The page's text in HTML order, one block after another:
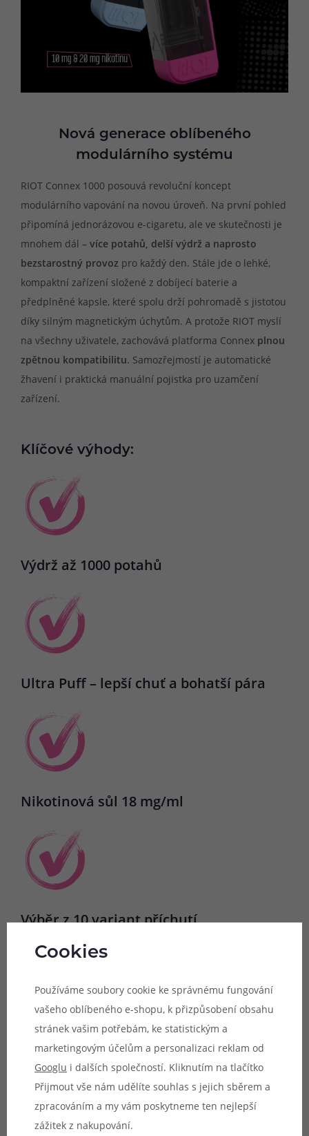
Nová generace oblíbeného
modulárního systému
RIOT Connex 1000 posouvá revoluční koncept
modulárního vapování na novou úroveň. Na první pohled
připomíná jednorázovou e-cigaretu, ale ve skutečnosti je
mnohem dál – více potahů, delší výdrž a naprosto
bezstarostný provoz pro každý den. Stále jde o lehké,
kompaktní zařízení složené z dobíjecí baterie a
předplněné kapsle, které spolu drží pohromadě s jistotou
díky silným magnetickým úchytům. A protože RIOT myslí
na všechny uživatele, zachovává platforma Connex plnou
zpětnou kompatibilitu. Samozřejmostí je automatické
žhavení i praktická manuální pojistka pro uzamčení
zařízení.
Klíčové výhody:
Výdrž až 1000 potahů
Ultra Puff – lepší chuť a bohatší pára
Nikotinová sůl 18 mg/ml
Výběr z 10 variant příchutí
Viditelná hladina e-liquidu
Cookies
Používáme soubory cookie ke správnému fungování
vašeho oblíbeného e-shopu, k přizpůsobení obsahu
stránek vašim potřebám, ke statistickým a
marketingovým účelům a personalizaci reklam od
Googlu i dalších společností. Kliknutím na tlačítko
Přijmout vše nám udělíte souhlas s jejich sběrem a
zpracováním a my vám poskytneme ten nejlepší
zážitek z nakupování.